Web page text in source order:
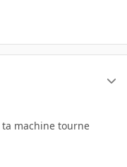
machine tourne